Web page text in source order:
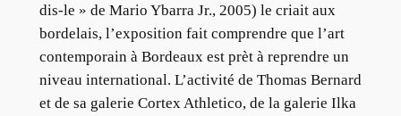
dis-le » de Mario Ybarra Jr., 2005) le criait aux
bordelais, l’exposition fait comprendre que l’art
contemporain à Bordeaux est prèt à reprendre un
niveau international. L’activité de Thomas Bernard
et de sa galerie Cortex Athletico, de la galerie Ilka